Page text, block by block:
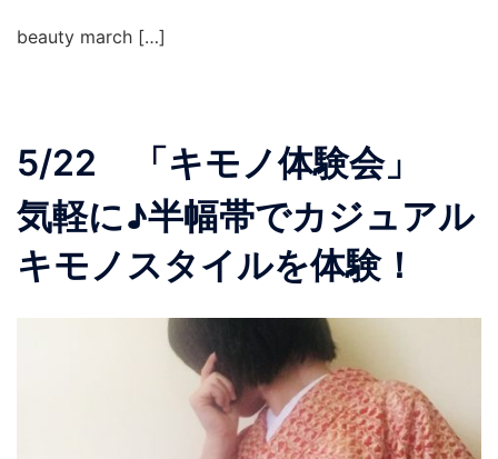
beauty march […]
5/22 「キモノ体験会」
気軽に♪半幅帯でカジュアル
キモノスタイルを体験！